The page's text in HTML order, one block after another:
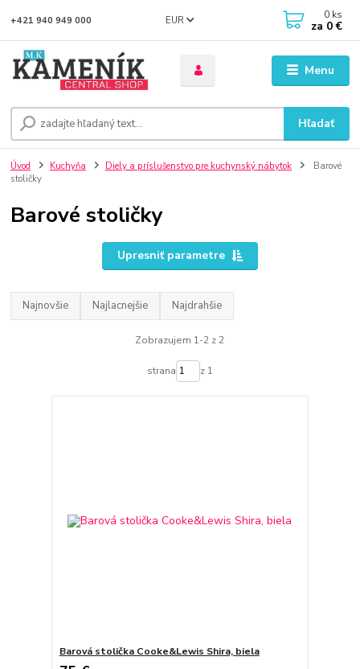
Menu
EUR
Hľadať
+421 940 949 000 0 ks
za 0 €
Úvod Kuchyňa Diely a príslušenstvo pre kuchynský nábytok
Barové
stoličky
Barové stoličky
Upresniť parametre
Najnovšie Najlacnejšie Najdrahšie
Zobrazujem 1-2 z 2
strana z 1
Barová stolička Cooke&Lewis Shira, biela